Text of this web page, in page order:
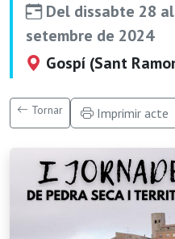
Del dissabte 28
setembre de 2024
Gospí (Sant
Tornar Imprimir acte